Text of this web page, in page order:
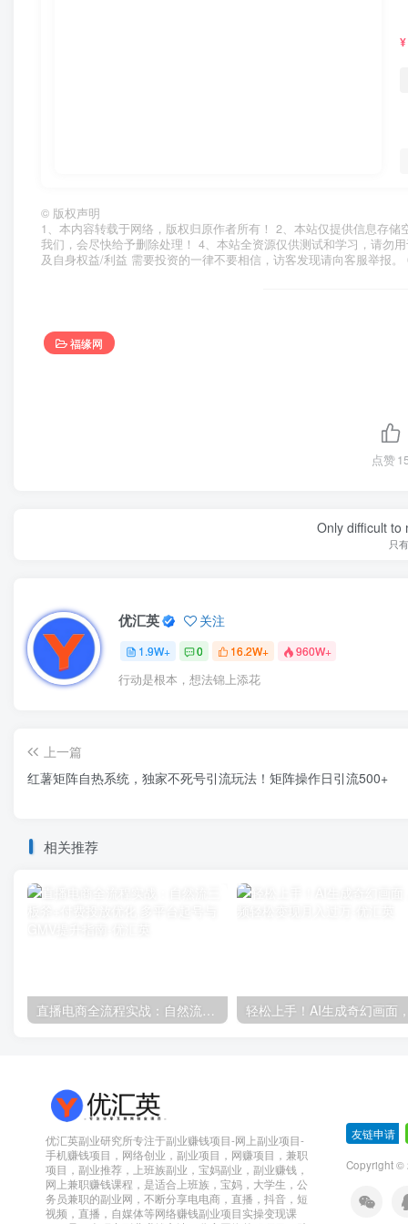
¥
© 版权声明
1、本内容转载于网络，版权归原作者所有！ 2、本站仅提供信息存
我们，会尽快给予删除处理！ 4、本站全资源仅供测试和学习，请勿
及自身权益/利益 需要投资的一律不要相信，访客发现请向客服举报
福缘网
点赞
Only difficult to
只
优汇英 关注
1.9W+ 0 16.2W+ 960W+
行动是根本，想法锦上添花
上一篇
红薯矩阵自热系统，独家不死号引流玩法！矩阵操作日引流500+
相关推荐
优汇英副业研究所专注于副业赚钱项目-网上副业项目-
手机赚钱项目，网络创业，副业项目，网赚项目，兼职
项目，副业推荐，上班族副业，宝妈副业，副业赚钱，
网上兼职赚钱课程，是适合上班族，宝妈，大学生，公
务员兼职的副业网，不断分享电电商，直播，抖音，短
视频，直播，自媒体等网络赚钱副业项目实操变现课
友链申请
Copyright ©